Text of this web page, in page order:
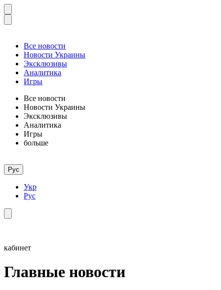
Все новости
Новости Украины
Эксклюзивы
Аналитика
Игры
Все новости
Новости Украины
Эксклюзивы
Аналитика
Игры
больше
Рус
Укр
Рус
кабинет
Главные новости